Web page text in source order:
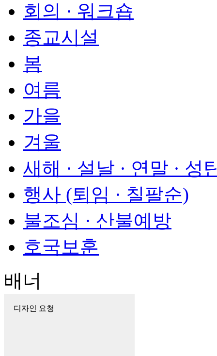
회의 · 워크숍
종교시설
봄
여름
가을
겨울
새해 · 설날 · 연말 · 성
행사 (퇴임 · 칠팔순)
불조심 · 산불예방
호국보훈
배너
디자인 요청